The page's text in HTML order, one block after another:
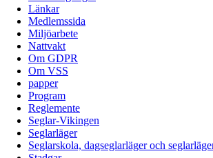
Länkar
Medlemssida
Miljöarbete
Nattvakt
Om GDPR
Om VSS
papper
Program
Reglemente
Seglar-Vikingen
Seglarläger
Seglarskola, dagseglarläger och